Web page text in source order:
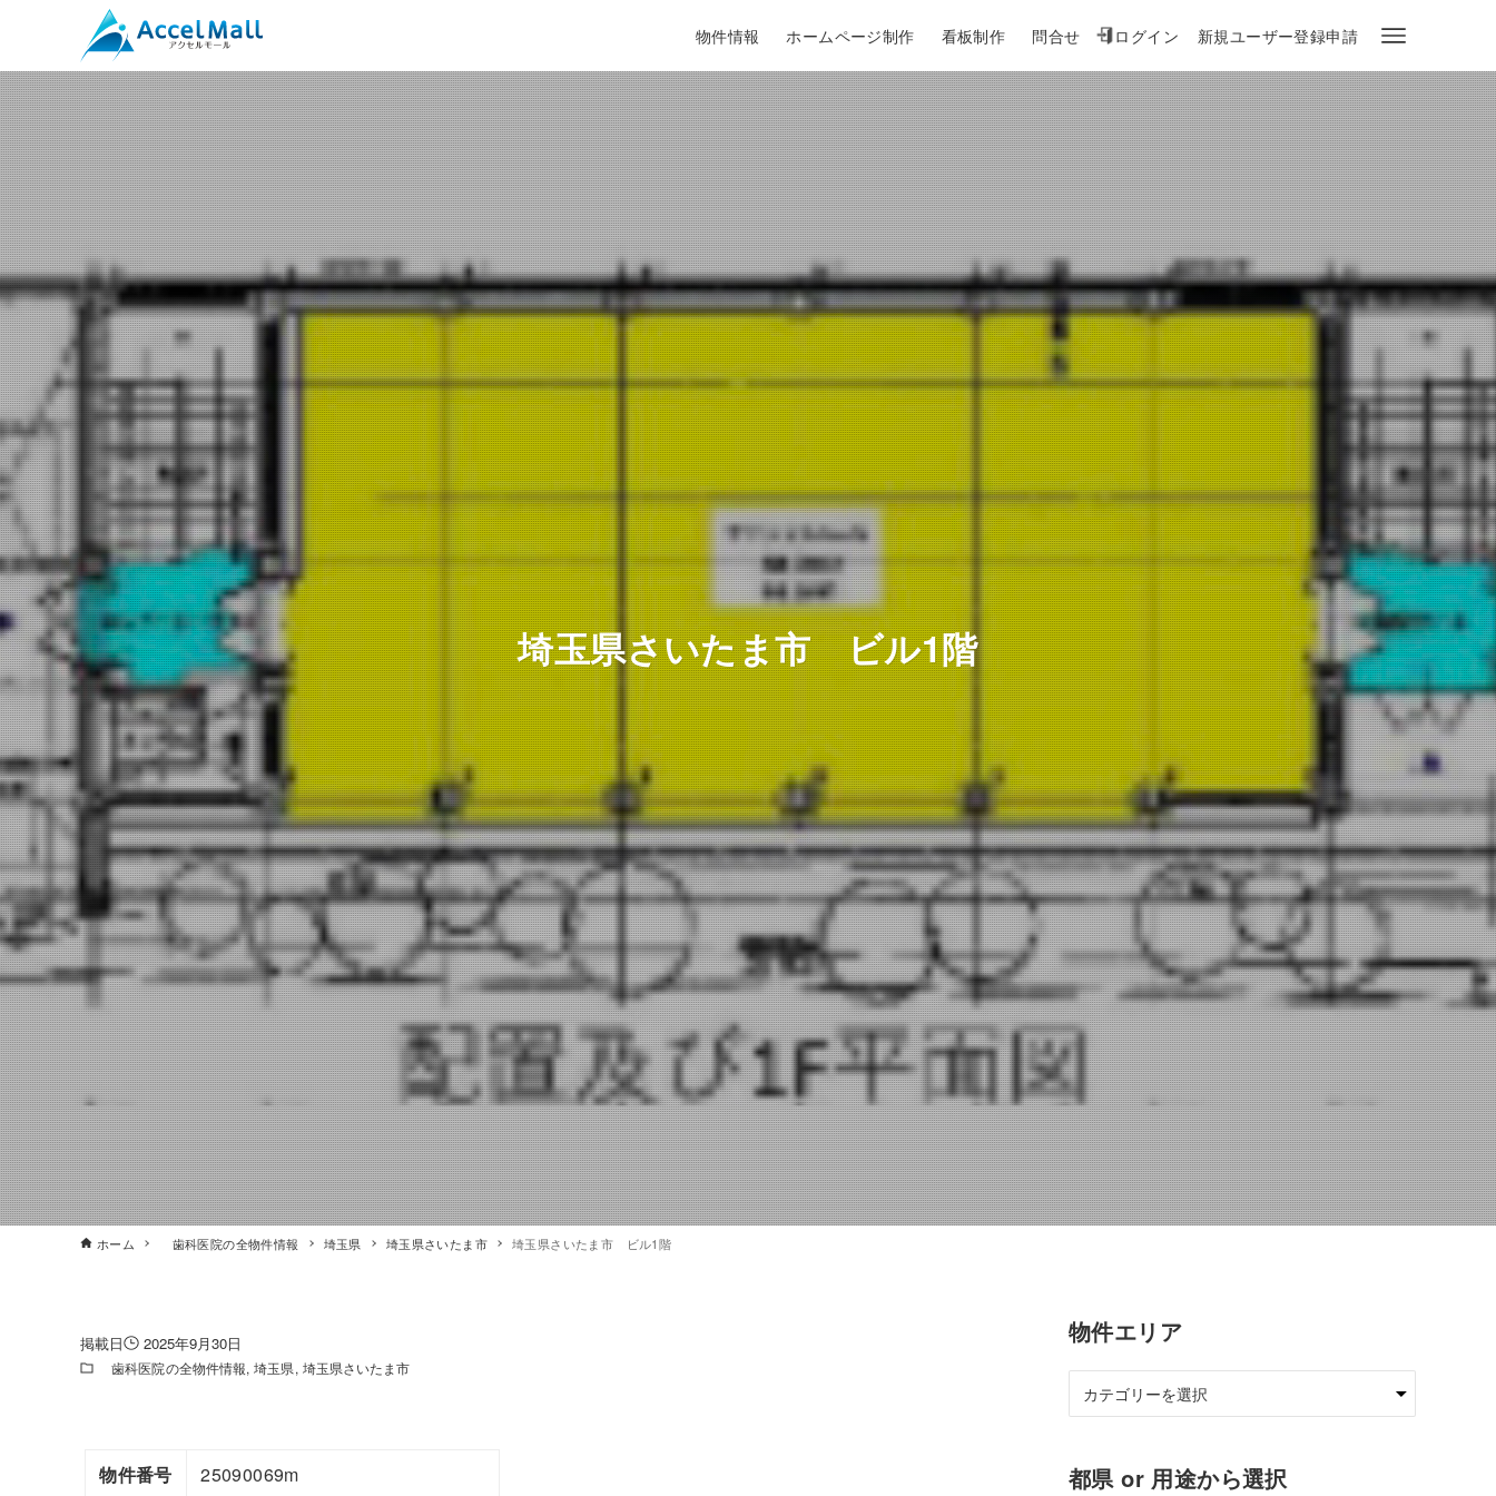
物件情報 ホームページ制作 看板制作 問合せ ログイン 新規ユーザー登録申請
埼玉県さいたま市 ビル1階
ホーム 歯科医院の全物件情報 埼玉県 埼玉県さいたま市 埼玉県さいたま市 ビル1階
2025年9月30日
歯科医院の全物件情報 埼玉県 埼玉県さいたま市
物件番号 25090069m
物件エリア
都県 or 用途から選択